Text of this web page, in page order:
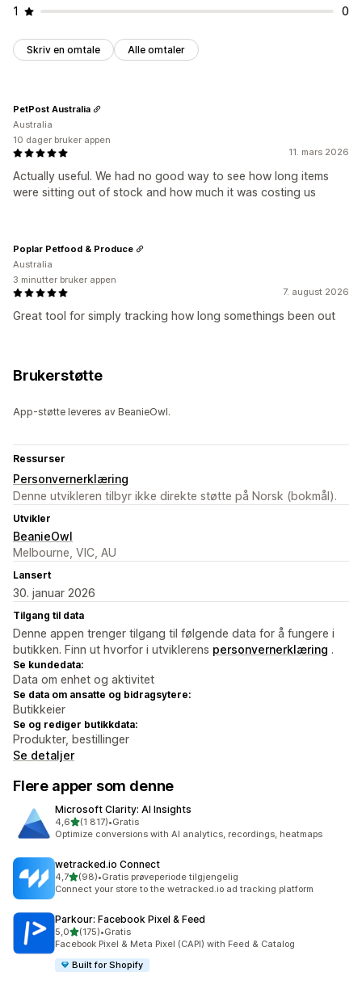
1 0
Skriv en omtale Alle omtaler
11. mars 2026
Actually useful. We had no good way to see how long items
were sitting out of stock and how much it was costing us
PetPost Australia
Australia
10 dager bruker appen
7. august 2026
Great tool for simply tracking how long somethings been out
Poplar Petfood & Produce
Australia
3 minutter bruker appen
Brukerstøtte
App-støtte leveres av BeanieOwl.
Ressurser
Personvernerklæring
Denne utvikleren tilbyr ikke direkte støtte på Norsk (bokmål).
Utvikler
BeanieOwl
Melbourne, VIC, AU
Lansert
30. januar 2026
Tilgang til data
Denne appen trenger tilgang til følgende data for å fungere i
butikken. Finn ut hvorfor i utviklerens personvernerklæring .
Se kundedata:
Data om enhet og aktivitet
Se data om ansatte og bidragsytere:
Butikkeier
Se og rediger butikkdata:
Produkter, bestillinger
Se detaljer
Flere apper som denne
Microsoft Clarity: AI Insights
4,6av 5 stjerner
(1 817)
Totalt 1817 omtaler
•Gratis
Optimize conversions with AI analytics, recordings, heatmaps
wetracked.io Connect
4,7av 5 stjerner
(98)
Totalt 98 omtaler
•Gratis prøveperiode tilgjengelig
Connect your store to the wetracked.io ad tracking platform
Parkour: Facebook Pixel & Feed
5,0av 5 stjerner
(175)
Totalt 175 omtaler
•Gratis
Facebook Pixel & Meta Pixel (CAPI) with Feed & Catalog
Built for Shopify